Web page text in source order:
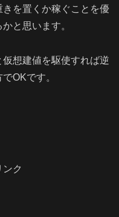
を置くか稼ぐことを優
と思います。
想建値を駆使すれば逆
OKです。
ンク